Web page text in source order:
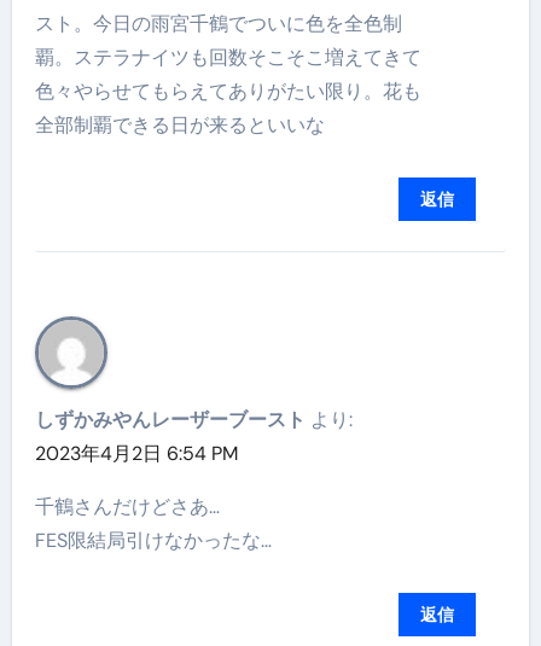
スト。今日の雨宮千鶴でついに色を全色制
覇。ステラナイツも回数そこそこ増えてきて
色々やらせてもらえてありがたい限り。花も
全部制覇できる日が来るといいな
返信
しずかみやんレーザーブースト より:
2023年4月2日 6:54 PM
千鶴さんだけどさあ…
FES限結局引けなかったな…
返信